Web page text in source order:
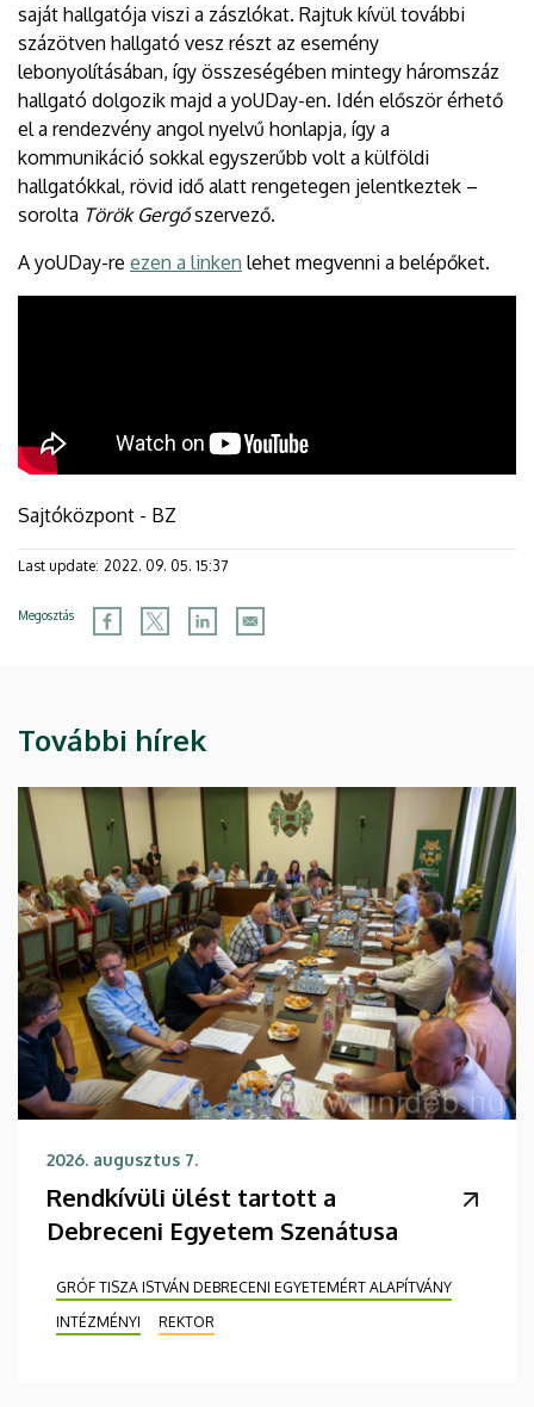
saját hallgatója viszi a zászlókat. Rajtuk kívül további
százötven hallgató vesz részt az esemény
lebonyolításában, így összeségében mintegy háromszáz
hallgató dolgozik majd a yoUDay-en. Idén először érhető
el a rendezvény angol nyelvű honlapja, így a
kommunikáció sokkal egyszerűbb volt a külföldi
hallgatókkal, rövid idő alatt rengetegen jelentkeztek –
sorolta Török Gergőszervező.
A yoUDay-re ezen a linken lehet megvenni a belépőket.
Sajtóközpont - BZ
Last update: 2022. 09. 05. 15:37
Megosztás
További hírek
2026. augusztus 7.
Rendkívüli ülést tartott a
Debreceni Egyetem Szenátusa
GRÓF TISZA ISTVÁN DEBRECENI EGYETEMÉRT ALAPÍTVÁNY
INTÉZMÉNYI
REKTOR